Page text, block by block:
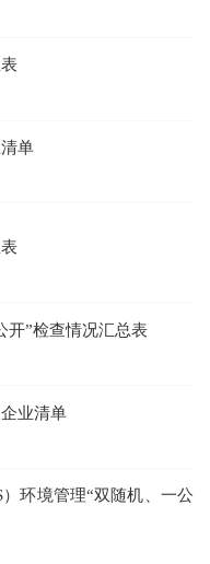
单
开”检查情况汇总表
业清单
环境管理“双随机、一公